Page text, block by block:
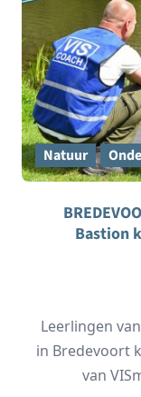
Natuur
Bastion
Leerlingen
in Bredevoort
van